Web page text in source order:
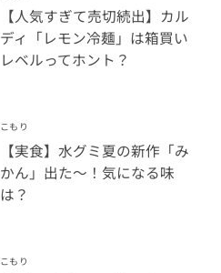
【人気すぎて売切続出】カル
ディ「レモン冷麺」は箱買い
レベルってホント？
こもり
【実食】水グミ夏の新作「み
かん」出た〜！気になる味
は？
こもり